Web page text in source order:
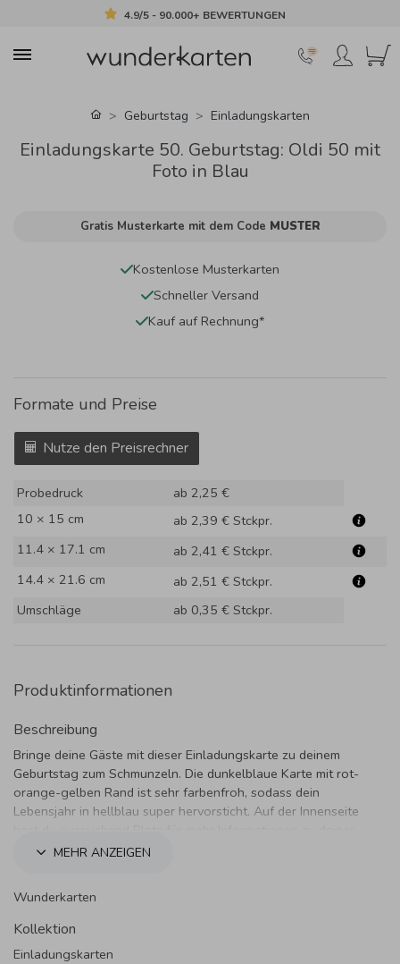
4.9/5 - 90.000+ BEWERTUNGEN
Geburtstag Einladungskarten
Einladungskarte 50. Geburtstag: Oldi 50 mit
Foto in Blau
Gratis Musterkarte mit dem Code MUSTER
Kostenlose Musterkarten
Schneller Versand
Kauf auf Rechnung*
Formate und Preise
Nutze den Preisrechner
Probedruck
ab 2,25 €
10 × 15 cm
ab 2,39 € Stckpr.
11.4 × 17.1 cm
ab 2,41 € Stckpr.
14.4 × 21.6 cm
ab 2,51 € Stckpr.
Umschläge
ab 0,35 € Stckpr.
Produktinformationen
Beschreibung
Bringe deine Gäste mit dieser Einladungskarte zu deinem
Geburtstag zum Schmunzeln. Die dunkelblaue Karte mit rot-
orange-gelben Rand ist sehr farbenfroh, sodass dein
Lebensjahr in hellblau super hervorsticht. Auf der Innenseite
Feier. MEHR ANZEIGEN
Wunderkarten
Kollektion
Einladungskarten